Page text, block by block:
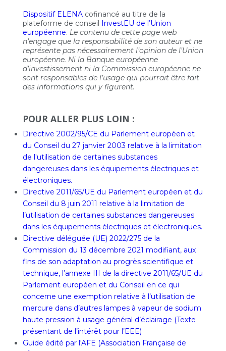
Dispositif ELENAcofinancé au titre de la
plateforme de conseil InvestEU de l’Union
européenne. Le contenu de cette page web
n’engage que la responsabilité de son auteur et ne
représente pas nécessairement l’opinion de l’Union
européenne. Ni la Banque européenne
d’investissement ni la Commission européenne ne
sont responsables de l’usage qui pourrait être fait
des informations qui y figurent.
POUR ALLER PLUS LOIN :
Directive 2002/95/CE du Parlement européen et
du Conseil du 27 janvier 2003 relative à la limitation
de l'utilisation de certaines substances
dangereuses dans les équipements électriques et
électroniques.
Directive 2011/65/UE du Parlement européen et du
Conseil du 8 juin 2011 relative à la limitation de
l’utilisation de certaines substances dangereuses
dans les équipements électriques et électroniques.
Directive déléguée (UE) 2022/275 de la
Commission du 13 décembre 2021 modifiant, aux
fins de son adaptation au progrès scientifique et
technique, l’annexe III de la directive 2011/65/UE du
Parlement européen et du Conseil en ce qui
concerne une exemption relative à l’utilisation de
mercure dans d’autres lampes à vapeur de sodium
haute pression à usage général d’éclairage (Texte
présentant de l’intérêt pour l’EEE)
Guide édité par l'AFE (Association Française de